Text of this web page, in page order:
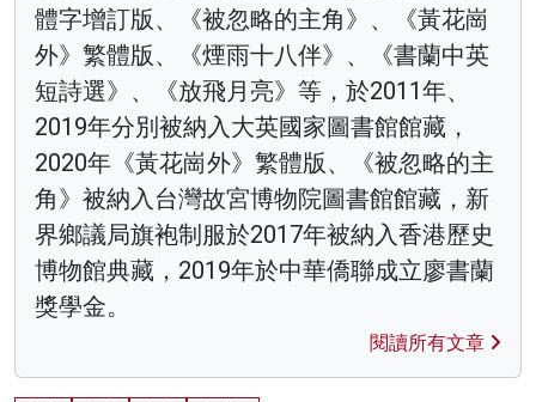
體字增訂版、《被忽略的主角》、《黃花崗
外》繁體版、《煙雨十八伴》、《書蘭中英
短詩選》、《放飛月亮》等，於2011年、
2019年分別被納入大英國家圖書館館藏，
2020年《黃花崗外》繁體版、《被忽略的主
角》被納入台灣故宮博物院圖書館館藏，新
界鄉議局旗袍制服於2017年被納入香港歷史
博物館典藏，2019年於中華僑聯成立廖書蘭
獎學金。
閱讀所有文章